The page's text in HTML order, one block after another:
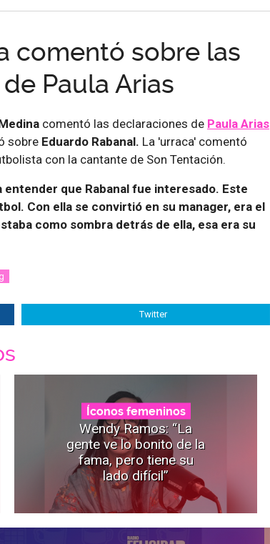
comentó sobre las
Paula Arias
comentó las declaraciones de Paula Arias
sobre Eduardo Rabanal. La 'urraca' comentó
con la cantante de Son Tentación.
entender que Rabanal fue interesado. Este
Con ella se convirtió en su manager, era el
como sombra detrás de ella, esa era su
Twitter
Íconos femeninos
Wendy Ramos: “La
gente ve lo bonito de la
fama, pero tiene su
lado difícil”